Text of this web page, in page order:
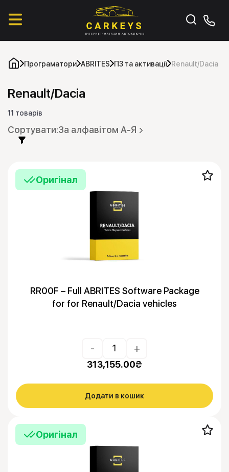
Програматори ABRITES ПЗ та активації Renault/Dacia
Renault/Dacia
11 товарів
За алфавітом А-Я
RR00F – Full ABRITES Software Package
for for Renault/Dacia vehicles
- +
313,155.00₴
Додати в кошик
Оригінал
Оригінал